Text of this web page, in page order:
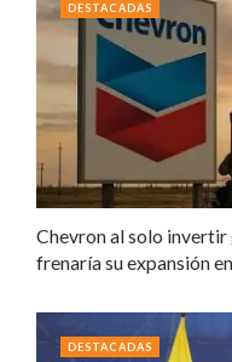
Chevron al solo invertir
frenaría su expansión
DESTACADAS
DESTACADAS